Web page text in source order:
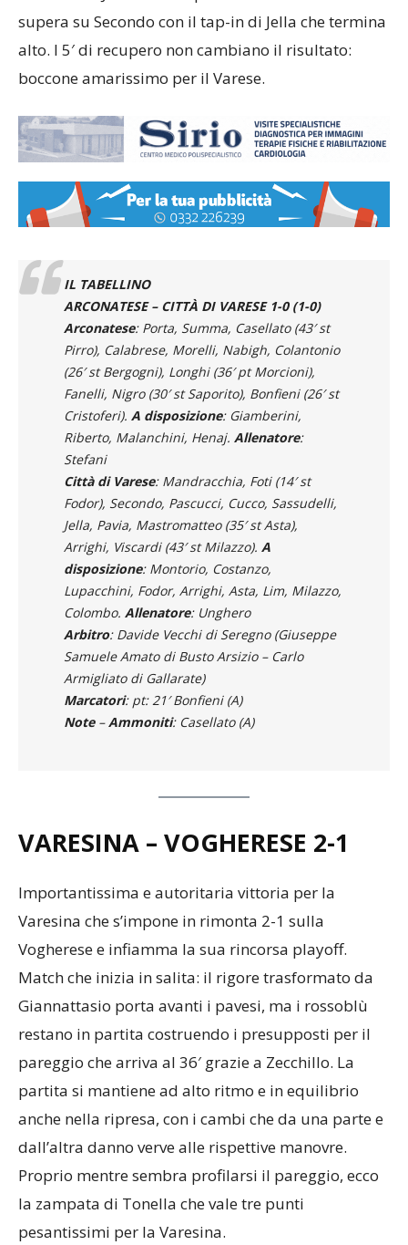
IL TABELLINO
ARCONATESE – CITTÀ DI VARESE 1-0 (1-0)
Arconatese: Porta, Summa, Casellato (43′ st
Pirro), Calabrese, Morelli, Nabigh, Colantonio
(26′ st Bergogni), Longhi (36′ pt Morcioni),
Fanelli, Nigro (30′ st Saporito), Bonfieni (26′ st
Cristoferi).
Riberto, Malanchini, Henaj.Allenatore :
Stefani
Città di Varese: Mandracchia, Foti (14′ st
Fodor), Secondo, Pascucci, Cucco, Sassudelli,
Jella, Pavia, Mastromatteo (35′ st Asta),
Arrighi, Viscardi (43′ st Milazzo). A
disposizione: Montorio, Costanzo,
Lupacchini, Fodor, Arrighi, Asta, Lim, Milazzo,
Colombo.Allenatore: Unghero
Arbitro: Davide Vecchi di Seregno (Giuseppe
Samuele Amato di Busto Arsizio – Carlo
Armigliato di Gallarate)
VARESINA – VOGHERESE 2-1
Importantissima e autoritaria vittoria per la
Varesina che s’impone in rimonta 2-1 sulla
Vogherese e infiamma la sua rincorsa playoff.
Match che inizia in salita: il rigore trasformato da
Giannattasio porta avanti i pavesi, ma i rossoblù
restano in partita costruendo i presupposti per il
pareggio che arriva al 36′ grazie a Zecchillo. La
partita si mantiene ad alto ritmo e in equilibrio
anche nella ripresa, con i cambi che da una parte e
dall’altra danno verve alle rispettive manovre.
Proprio mentre sembra profilarsi il pareggio, ecco